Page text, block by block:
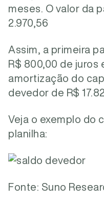
meses. O valor da
2.970,56
Assim, a primeira
R$ 800,00 de juros
amortização do
devedor de R$
Veja o exemplo do
planilha:
Fonte: Suno